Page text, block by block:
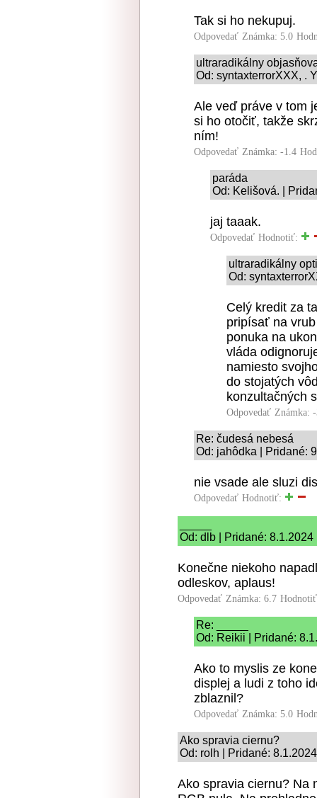
Tak si ho nekupuj.
Odpovedať Známka: 5.0
ultraradikálny
Od: syntaxterrorXXX, .
Ale veď práve v tom
si ho otočiť, takže
ním!
Odpovedať Známka: -1.4
paráda
Od: Kelišová. |
jaj taaak.
Odpovedať Hodnotiť:
ultraradikálny
Od:
Celý kredit za
pripísať na
ponuka na
vláda
namiesto
do stojatých
konzultačných
Odpovedať Známka:
Re: čudesá nebesá
Od: jahôdka | Pridané:
nie vsade ale sluzi
Odpovedať Hodnotiť:
Od: dlb | Pridané: 8.1.2024
Konečne niekoho
odleskov, aplaus!
Odpovedať Známka: 6.7
Re: _____
Od: Reikii | Pridané:
Ako to myslis ze
displej a ludi z toho
zblaznil?
Odpovedať Známka: 5.0
Ako spravia ciernu?
Od: rolh | Pridané:
Ako spravia ciernu? Na